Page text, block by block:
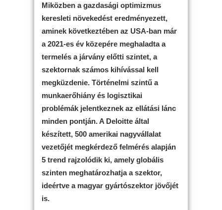
Miközben a gazdasági optimizmus
keresleti növekedést eredményezett,
aminek következtében az USA-ban már
a 2021-es év közepére meghaladta a
termelés a járvány előtti szintet, a
szektornak számos kihívással kell
megküzdenie. Történelmi szintű a
munkaerőhiány és logisztikai
problémák jelentkeznek az ellátási lánc
minden pontján. A Deloitte által
készített, 500 amerikai nagyvállalat
vezetőjét megkérdező felmérés alapján
5 trend rajzolódik ki, amely globális
szinten meghatározhatja a szektor,
ideértve a magyar gyártószektor jövőjét
is.